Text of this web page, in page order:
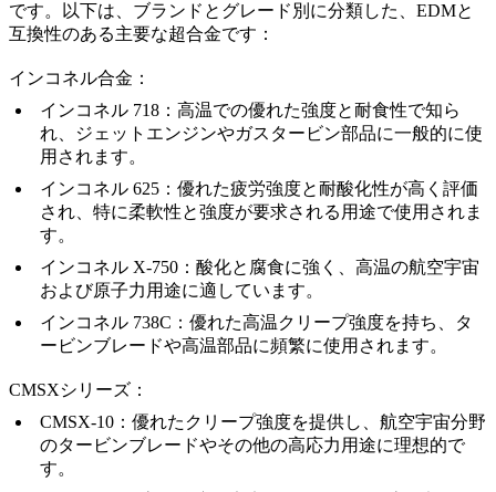
です。以下は、ブランドとグレード別に分類した、EDMと
互換性のある主要な超合金です：
インコネル合金：
インコネル 718 ：高温での優れた強度と耐食性で知ら
れ、ジェットエンジンやガスタービン部品に一般的に使
用されます。
インコネル 625 ：優れた疲労強度と耐酸化性が高く評価
され、特に柔軟性と強度が要求される用途で使用されま
す。
インコネル X-750 ：酸化と腐食に強く、高温の航空宇宙
および原子力用途に適しています。
インコネル 738C ：優れた高温クリープ強度を持ち、タ
ービンブレードや高温部品に頻繁に使用されます。
CMSXシリーズ：
CMSX-10 ：優れたクリープ強度を提供し、航空宇宙分野
のタービンブレードやその他の高応力用途に理想的で
す。